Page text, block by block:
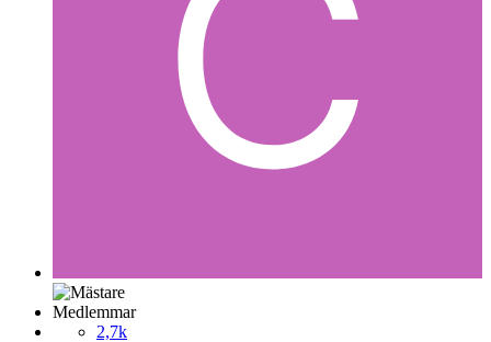
Medlemmar
2,7k